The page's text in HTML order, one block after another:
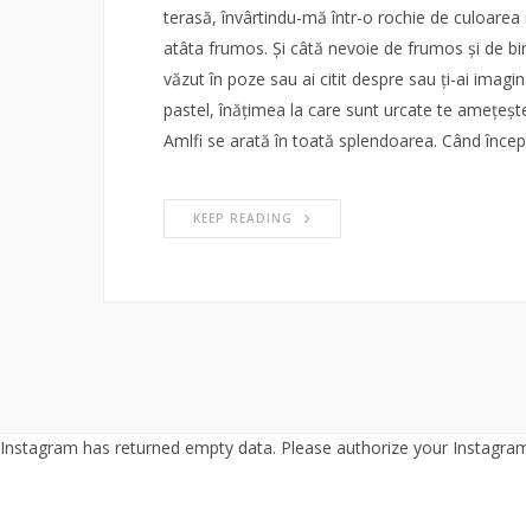
terasă, învârtindu-mă într-o rochie de
atâta frumos. Și câtă nevoie de frumos și de
văzut în poze sau ai citit despre sau ți-ai
pastel, înățimea la care sunt urcate te
Amlfi se arată în toată splendoarea. Când
KEEP READING
Instagram has returned empty data. Please authorize your